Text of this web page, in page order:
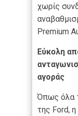
χωρίς
Premium
Εύκολη
αγοράς
Όπως όλα
της Ford,